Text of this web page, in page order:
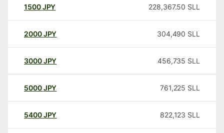
1500JPY 228,367.50 SLL
2000JPY 304,490 SLL
3000JPY 456,735 SLL
5000JPY 761,225 SLL
5400JPY 822,123 SLL